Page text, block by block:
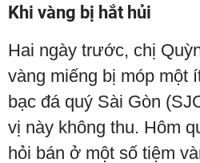
Khi vàng bị hắt hủi
Hai ngày trước, chị
vàng miếng bị móp một
bạc đá quý Sài Gòn
vị này không thu. Hôm
hỏi bán ở một số tiệm